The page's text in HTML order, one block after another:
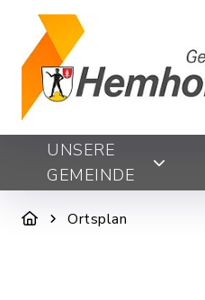
UNSERE
GEMEINDE
Ortsplan